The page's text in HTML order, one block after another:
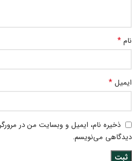
نام *
ایمیل *
ذخیره نام، ایمیل و وبسایت من در
دیدگاهی می‌نویسم.